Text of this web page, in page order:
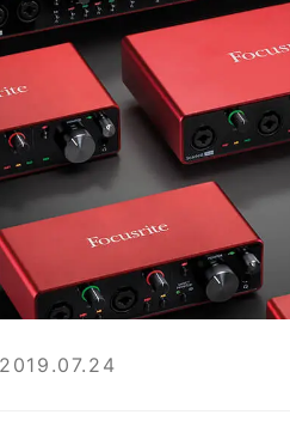
2019.07.24